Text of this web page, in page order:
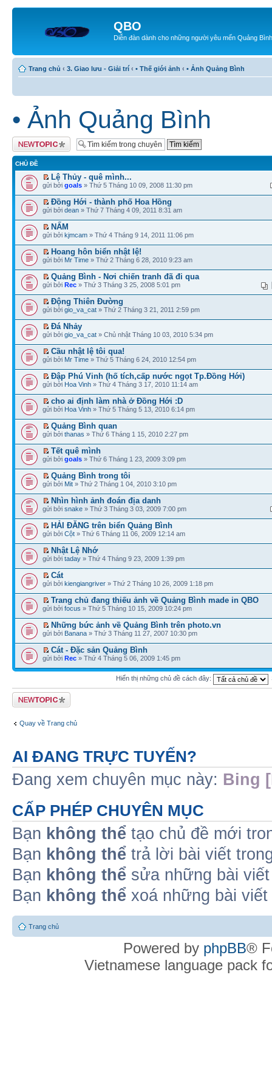
QBO
Diễn đàn dành cho những người yêu mến Quảng Bình
Trang chủ ‹ 3. Giao lưu - Giải trí ‹ • Thế giới ảnh ‹ • Ảnh Quảng Bình
• Ảnh Quảng Bình
Tạo chủ đề mới
CHỦ ĐỀ
Lệ Thủy - quê mình...
gửi bởi goals » Thứ 5 Tháng 10 09, 2008 11:30 pm
Đồng Hới - thành phố Hoa Hồng
gửi bởi dean » Thứ 7 Tháng 4 09, 2011 8:31 am
NẤM
gửi bởi kjmcam » Thứ 4 Tháng 9 14, 2011 11:06 pm
Hoang hôn biển nhật lệ!
gửi bởi Mr Time » Thứ 2 Tháng 6 28, 2010 9:23 am
Quảng Bình - Nơi chiến tranh đã đi qua
gửi bởi Rec » Thứ 3 Tháng 3 25, 2008 5:01 pm
Động Thiên Đường
gửi bởi gio_va_cat » Thứ 2 Tháng 3 21, 2011 2:59 pm
Đá Nhảy
gửi bởi gio_va_cat » Chủ nhật Tháng 10 03, 2010 5:34 pm
Cầu nhật lệ tôi qua!
gửi bởi Mr Time » Thứ 5 Tháng 6 24, 2010 12:54 pm
Đập Phú Vinh (hố tích,cấp nước ngọt Tp.Đồng Hới)
gửi bởi Hoa Vinh » Thứ 4 Tháng 3 17, 2010 11:14 am
cho ai định làm nhà ở Đồng Hới :D
gửi bởi Hoa Vinh » Thứ 5 Tháng 5 13, 2010 6:14 pm
Quảng Bình quan
gửi bởi thanas » Thứ 6 Tháng 1 15, 2010 2:27 pm
Tết quê mình
gửi bởi goals » Thứ 6 Tháng 1 23, 2009 3:09 pm
Quảng Bình trong tôi
gửi bởi Mit » Thứ 2 Tháng 1 04, 2010 3:10 pm
Nhìn hình ảnh đoán địa danh
gửi bởi snake » Thứ 3 Tháng 3 03, 2009 7:00 pm
HẢI ĐĂNG trên biển Quảng Bình
gửi bởi Cột » Thứ 6 Tháng 11 06, 2009 12:14 am
Nhật Lệ Nhớ
gửi bởi taday » Thứ 4 Tháng 9 23, 2009 1:39 pm
Cát
gửi bởi kiengiangriver » Thứ 2 Tháng 10 26, 2009 1:18 pm
Trang chủ đang thiếu ảnh về Quảng Bình made in QBO
gửi bởi focus » Thứ 5 Tháng 10 15, 2009 10:24 pm
Những bức ảnh về Quảng Bình trên photo.vn
gửi bởi Banana » Thứ 3 Tháng 11 27, 2007 10:30 pm
Cát - Đặc sản Quảng Bình
gửi bởi Rec » Thứ 4 Tháng 5 06, 2009 1:45 pm
Hiển thị những chủ đề cách đây:
Tạo chủ đề mới
Quay về Trang chủ
AI ĐANG TRỰC TUYẾN?
Đang xem chuyên mục này: Bing
CẤP PHÉP CHUYÊN MỤC
Bạn không thể tạo chủ đề mới
Bạn không thể trả lời bài viết
Bạn không thể sửa những bài
Bạn không thể xoá những bài
Trang chủ
Powered by phpBB®
Vietnamese language pack